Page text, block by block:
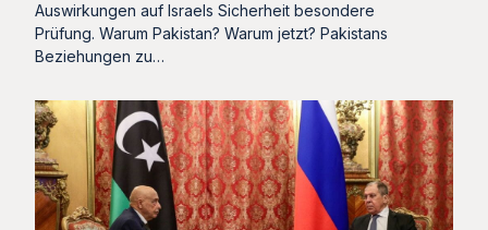
Auswirkungen auf Israels Sicherheit besondere
Prüfung. Warum Pakistan? Warum jetzt? Pakistans
Beziehungen zu…